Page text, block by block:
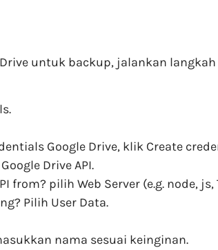
untuk backup, jalankan
Google Drive, klik Create
Drive API.
from? pilih Web Server (e.g. node, js,
Pilih User Data.
nama sesuai keinginan.